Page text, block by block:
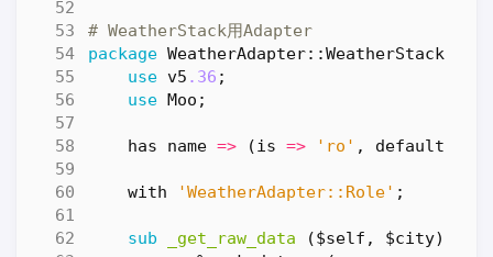
# WeatherStack用Adapter
package WeatherAdapter::WeatherStack
use v5 .36 ;
use Moo ;
has name => (is => 'ro' , default
with 'WeatherAdapter::Role' ;
sub _get_raw_data
($self, $city) {